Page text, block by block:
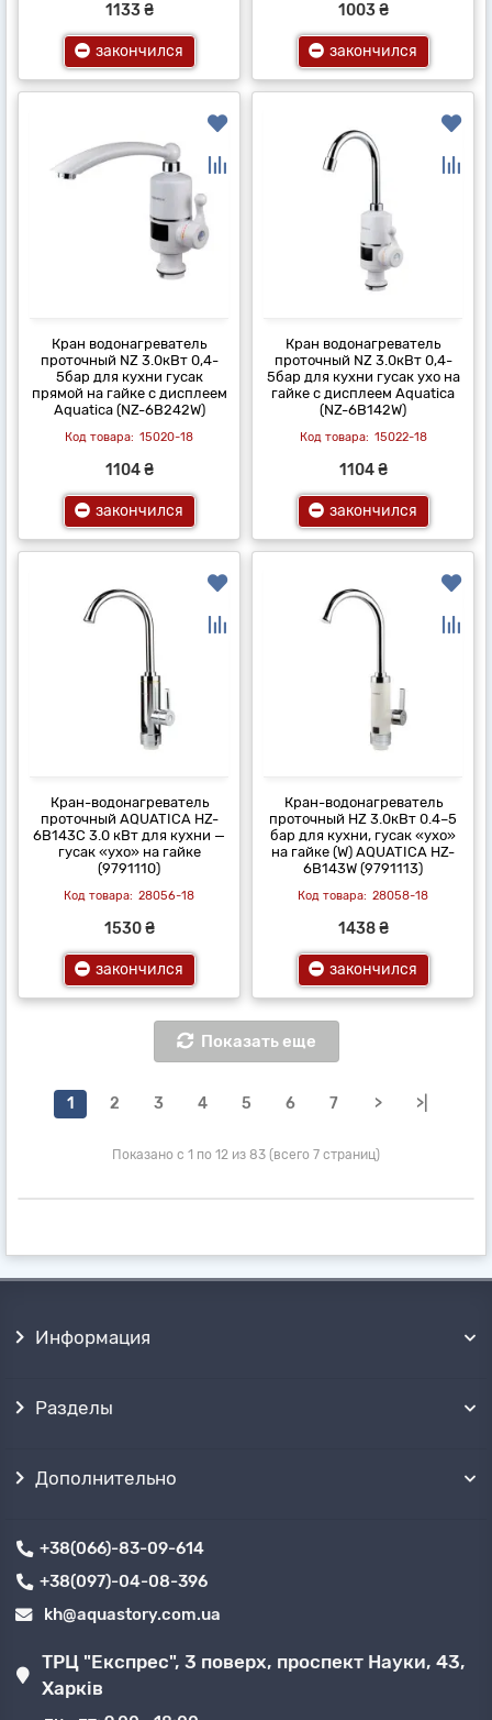
1133 ₴
закончился
1003 ₴
закончился
Кран водонагреватель
проточный NZ 3.0кВт 0,4-
5бар для кухни гусак
прямой на гайке с дисплеем
Aquatica (NZ-6B242W)
15020-18
1104 ₴
закончился
Кран водонагреватель
проточный NZ 3.0кВт 0,4-
5бар для кухни гусак ухо на
гайке с дисплеем Aquatica
(NZ-6B142W)
15022-18
1104 ₴
закончился
Кран-водонагреватель
проточный AQUATICA HZ-
6B143C 3.0 кВт для кухни —
гусак «ухо» на гайке
(9791110)
28056-18
1530 ₴
закончился
Кран-водонагреватель
проточный HZ 3.0кВт 0.4–5
бар для кухни, гусак «ухо»
на гайке (W) AQUATICA HZ-
6B143W (9791113)
28058-18
1438 ₴
закончился
Показать еще
1 2 3 4 5 6 7 > >|
Показано с 1 по 12 из 83 (всего 7 страниц)
Информация
Разделы
Дополнительно
+38(066)-83-09-614
+38(097)-04-08-396
kh@aquastory.com.ua
ТРЦ "Експрес", 3 поверх, проспект Науки, 43,
Харків